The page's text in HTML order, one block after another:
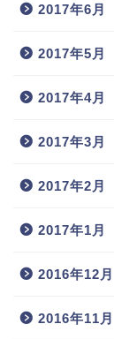
2017年6月
2017年5月
2017年4月
2017年3月
2017年2月
2017年1月
2016年12月
2016年11月